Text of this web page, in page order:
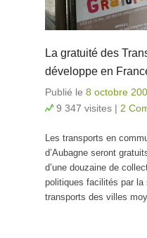
La gratuité des
développe en
Publié le 8 octobre
9 347 visites | 2
Les transports en
d’Aubagne seront
d’une douzaine de
politiques facilités par la
transports des villes